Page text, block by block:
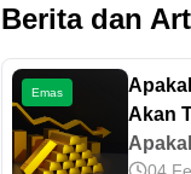
Berita dan
Emas
Akan
04